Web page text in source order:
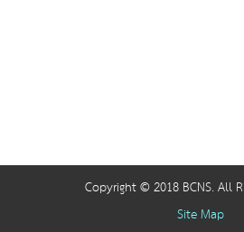
Copyright © 2018 BCNS. All
Site Map